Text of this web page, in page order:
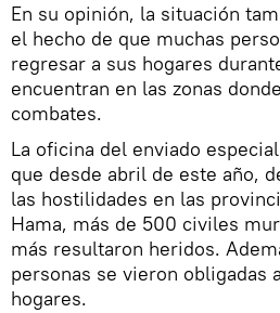
En su opinión, la situación
el hecho de que muchas
regresar a sus hogares
encuentran en las zonas
combates.
La oficina del enviado
que desde abril de este año,
las hostilidades en las
Hama, más de 500 civiles
más resultaron heridos.
personas se vieron obligadas
hogares.